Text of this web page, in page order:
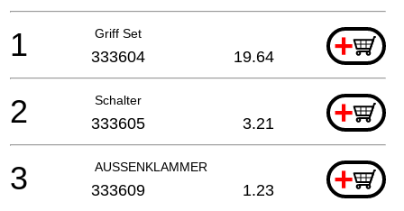
Griff Set +
1 333604 19.64
Schalter +
2 333605 3.21
AUSSENKLAMMER +
3 333609 1.23